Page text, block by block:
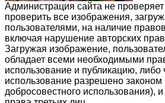
Администрация сайта не
проверить все изображения,
пользователями, на наличие
включая нарушение авторских
Загружая изображение,
обладает всеми необходимыми
использование и публикацию, либо
использование разрешено
добросовестного использования),